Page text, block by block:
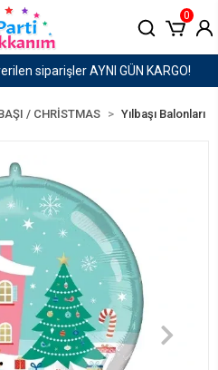
1500 TL ve Üzeri Kargo
0
/ CHRİSTMAS Yılbaşı Balonları